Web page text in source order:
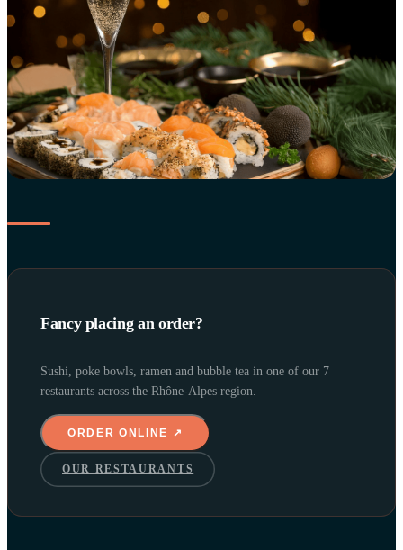
Fancy placing an order?
Sushi, poke bowls, ramen and bubble tea in one of our 7
restaurants across the Rhône-Alpes region.
ORDER ONLINE ↗
OUR RESTAURANTS